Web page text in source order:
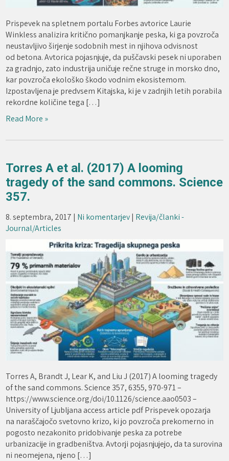
Prispevek na spletnem portalu Forbes avtorice Laurie
Winkless analizira kritično pomanjkanje peska, ki ga povzroča
neustavljivo širjenje sodobnih mest in njihova odvisnost
od betona. Avtorica pojasnjuje, da puščavski pesek ni uporaben
za gradnjo, zato industrija uničuje rečne struge in morsko dno,
kar povzroča ekološko škodo vodnim ekosistemom.
Izpostavljena je predvsem Kitajska, ki je v zadnjih letih porabila
rekordne količine tega […]
Read More »
Torres A et al. (2017) A looming
tragedy of the sand commons. Science
357.
8. septembra, 2017 | Ni komentarjev| Revija/članki -
Journal/Articles
Torres A, Brandt J, Lear K, and Liu J (2017) A looming tragedy
of the sand commons. Science 357, 6355, 970-971 –
https://www.science.org/doi/10.1126/science.aao0503 –
University of Ljubljana access article pdf Prispevek opozarja
na naraščajočo svetovno krizo, ki jo povzroča prekomerno in
pogosto nezakonito pridobivanje peska za potrebe
urbanizacije in gradbeništva. Avtorji pojasnjujejo, da ta surovina
ni neomejena, njeno […]